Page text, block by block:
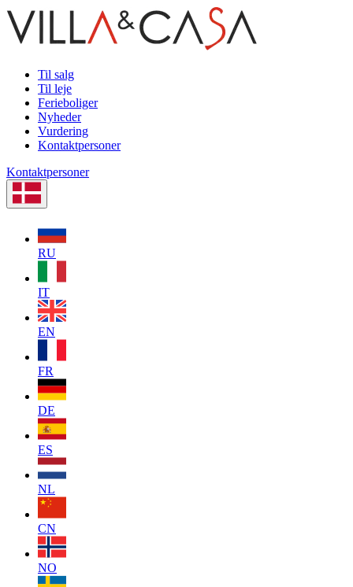
Til salg
Til leje
Ferieboliger
Nyheder
Vurdering
Kontaktpersoner
Kontaktpersoner
RU
IT
EN
FR
DE
ES
NL
CN
NO